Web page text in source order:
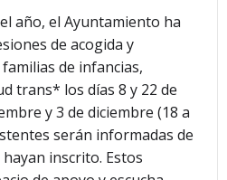
año, el Ayuntamiento ha
de acogida y
de infancias,
trans* los días 8 y 22 de
y 3 de diciembre (18 a
serán informadas de
inscrito. Estos